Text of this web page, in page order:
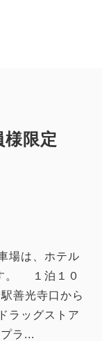
様限定
場は、ホテル
。 １泊１０
善光寺口から
ラッグストア
ラ...